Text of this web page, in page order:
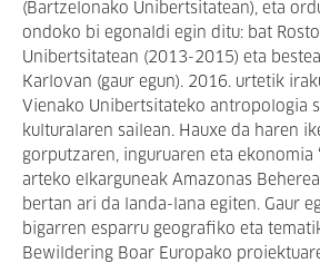
(Bartzelonako Unibertsitatean), eta
ondoko bi egonaldi egin ditu: bat
Unibertsitatean (2013-2015) eta
Karlovan (gaur egun). 2016. urtetik
Vienako Unibertsitateko antropologia
kulturalaren sailean. Hauxe da haren
gorputzaren, inguruaren eta ekonomia
arteko elkarguneak Amazonas
bertan ari da landa-lana egiten. Gaur
bigarren esparru geografiko eta
Bewildering Boar Europako